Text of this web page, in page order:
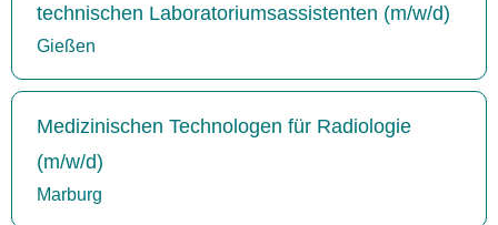
technischen Laboratoriumsassistenten (m/w/d)
Gießen
Medizinischen Technologen für Radiologie
(m/w/d)
Marburg